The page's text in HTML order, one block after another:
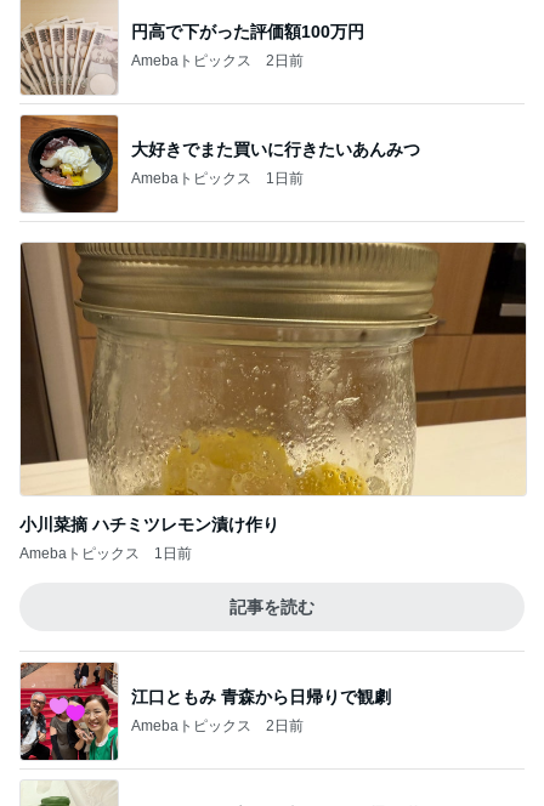
円高で下がった評価額100万円
Amebaトピックス 2日前
大好きでまた買いに行きたいあんみつ
Amebaトピックス 1日前
小川菜摘 ハチミツレモン漬け作り
Amebaトピックス 1日前
記事を読む
江口ともみ 青森から日帰りで観劇
Amebaトピックス 2日前